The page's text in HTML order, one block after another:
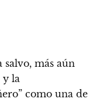
salvo, más aún
y la
como una de